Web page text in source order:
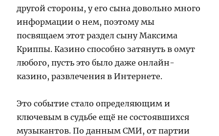
другой стороны, у его сына довольно много
информации о нем, поэтому мы
посвящаем этот раздел сыну Максима
Криппы. Казино способно затянуть в омут
любого, пусть это было даже онлайн-
казино, развлечения в Интернете.
Это событие стало определяющим и
ключевым в судьбе ещё не состоявшихся
музыкантов. По данным СМИ, от партии